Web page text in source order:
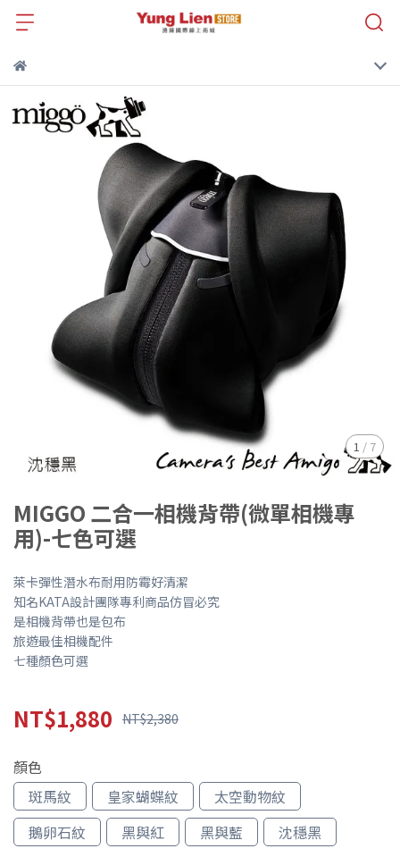
1 / 7
MIGGO 二合一相機背帶(微單相機專
用)-七色可選
萊卡彈性潛水布耐用防霉好清潔
知名KATA設計團隊專利商品仿冒必究
是相機背帶也是包布
旅遊最佳相機配件
七種顏色可選
NT$1,880 NT$2,380
顏色
斑馬紋
皇家蝴蝶紋
太空動物紋
鵝卵石紋
黑與紅 黑與藍 沈穩黑